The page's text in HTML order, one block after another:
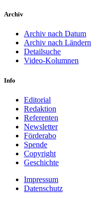
Archiv
Archiv nach Datum
Archiv nach Ländern
Detailsuche
Video-Kolumnen
Info
Editorial
Redaktion
Referenten
Newsletter
Förderabo
Spende
Copyright
Geschichte
Impressum
Datenschutz